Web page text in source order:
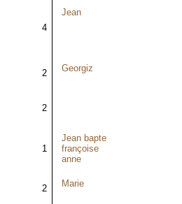
4
Jean
2 Georgiz
2
1
Jean bapte
françoise
anne
2 Marie